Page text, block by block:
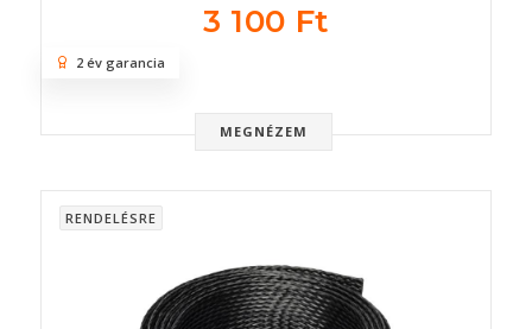
3 100 Ft
MEGNÉZEM
2 év garancia
RENDELÉSRE